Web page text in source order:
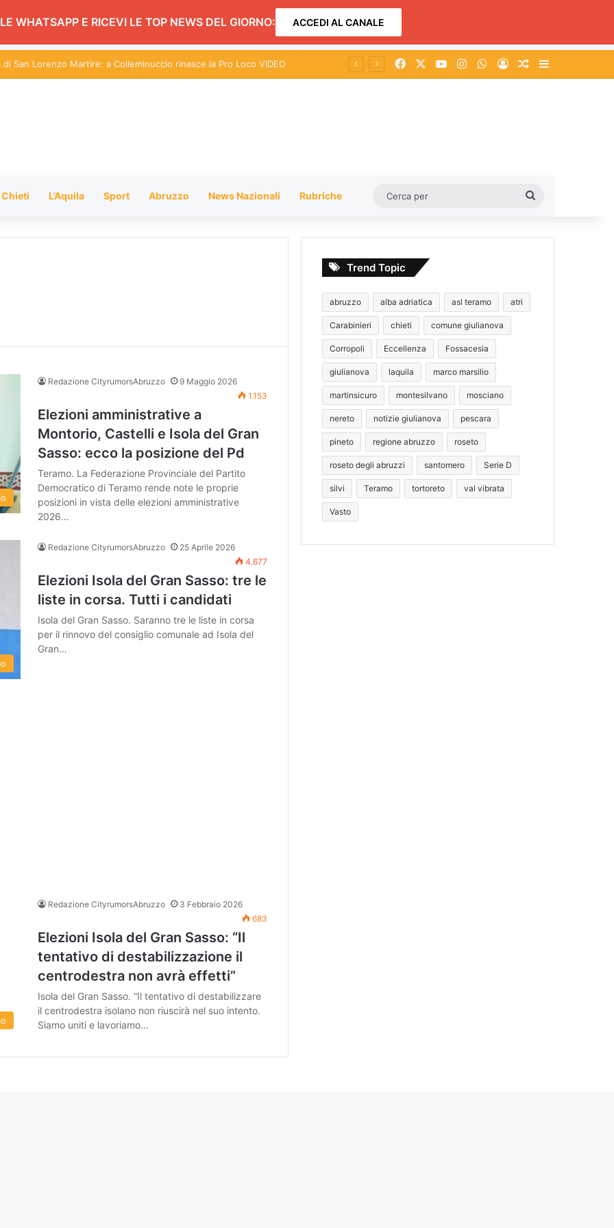
WHATSAPP E RICEVI LE TOP NEWS DEL GIORNO: ACCEDI AL CANALE
di San Lorenzo Martire: a Colleminuccio rinasce la Pro Loco VIDEO Facebook You TubeInstagramWhatsApp
AccediUn articolo a
Chieti L’Aquila Sport Abruzzo News Nazionali Rubriche
Redazione CityrumorsAbruzzo
9 Maggio 2026
1.153
Elezioni amministrative a
Montorio, Castelli e Isola del Gran
Sasso: ecco la posizione del Pd
Teramo. La Federazione Provinciale del Partito
Democratico di Teramo rende note le proprie
posizioni in vista delle elezioni amministrative
2026…
Redazione CityrumorsAbruzzo
25 Aprile 2026
4.677
Elezioni Isola del Gran Sasso: tre le
liste in corsa. Tutti i candidati
Isola del Gran Sasso. Saranno tre le liste in corsa
per il rinnovo del consiglio comunale ad Isola del
Gran…
Redazione CityrumorsAbruzzo
3 Febbraio 2026
683
Elezioni Isola del Gran Sasso: “Il
tentativo di destabilizzazione il
centrodestra non avrà effetti”
Isola del Gran Sasso. “Il tentativo di destabilizzare
il centrodestra isolano non riuscirà nel suo intento.
Siamo uniti e lavoriamo…
Trend Topic
abruzzo alba adriatica asl teramo atri
Carabinieri chieti comune giulianova
Corropoli Eccellenza Fossacesia
giulianova laquila marco marsilio
martinsicuro montesilvano mosciano
nereto notizie giulianova pescara
pineto regione abruzzo roseto
roseto degli abruzzi santomero Serie D
silvi Teramo tortoreto val vibrata
Vasto